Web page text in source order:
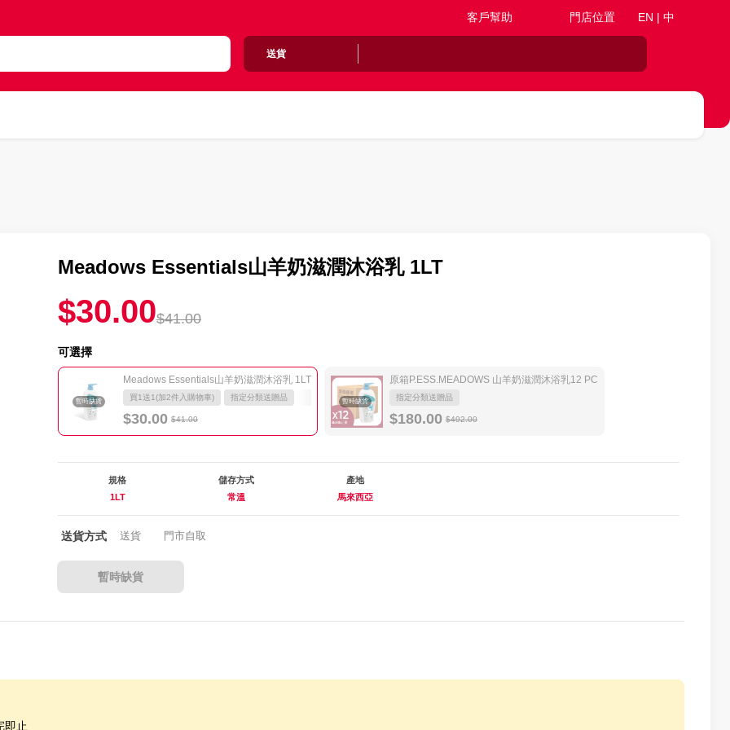
客戶幫助 門店位置 EN | 中
送貨
Meadows Essentials山羊奶滋潤沐浴乳 1LT
$30.00$41.00
可選擇
暫時缺貨
Meadows Essentials山羊奶滋潤沐浴乳 1LT
買1送1(加2件入購物車) 指定分類送贈品
$30.00 $41.00
暫時缺貨
原箱P.ESS.MEADOWS 山羊奶滋潤沐浴乳12 PC
指定分類送贈品
$180.00 $492.00
規格
1LT
儲存方式
常溫
產地
馬來西亞
送貨方式 送貨 門市自取
暫時缺貨
即止